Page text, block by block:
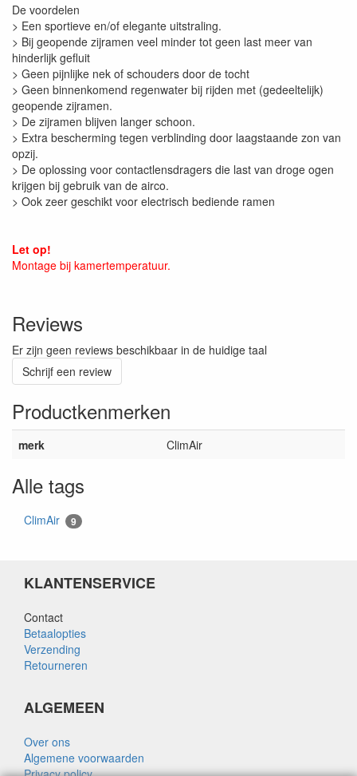
De voordelen
> Een sportieve en/of elegante uitstraling.
> Bij geopende zijramen veel minder tot geen last meer van
hinderlijk gefluit
> Geen pijnlijke nek of schouders door de tocht
> Geen binnenkomend regenwater bij rijden met (gedeeltelijk)
geopende zijramen.
> De zijramen blijven langer schoon.
> Extra bescherming tegen verblinding door laagstaande zon van
opzij.
> De oplossing voor contactlensdragers die last van droge ogen
krijgen bij gebruik van de airco.
> Ook zeer geschikt voor electrisch bediende ramen
Let op!
Montage bij kamertemperatuur.
Reviews
Er zijn geen reviews beschikbaar in de huidige taal
Schrijf een review
Productkenmerken
merk ClimAir
Alle tags
ClimAir 9
KLANTENSERVICE
Contact
Betaalopties
Verzending
Retourneren
ALGEMEEN
Over ons
Algemene voorwaarden